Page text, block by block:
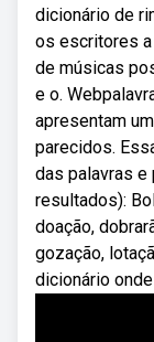
dicionário de
os escritores
de músicas
e o.
apresentam
parecidos.
das palavras e
resultados):
doação,
gozação,
dicionário